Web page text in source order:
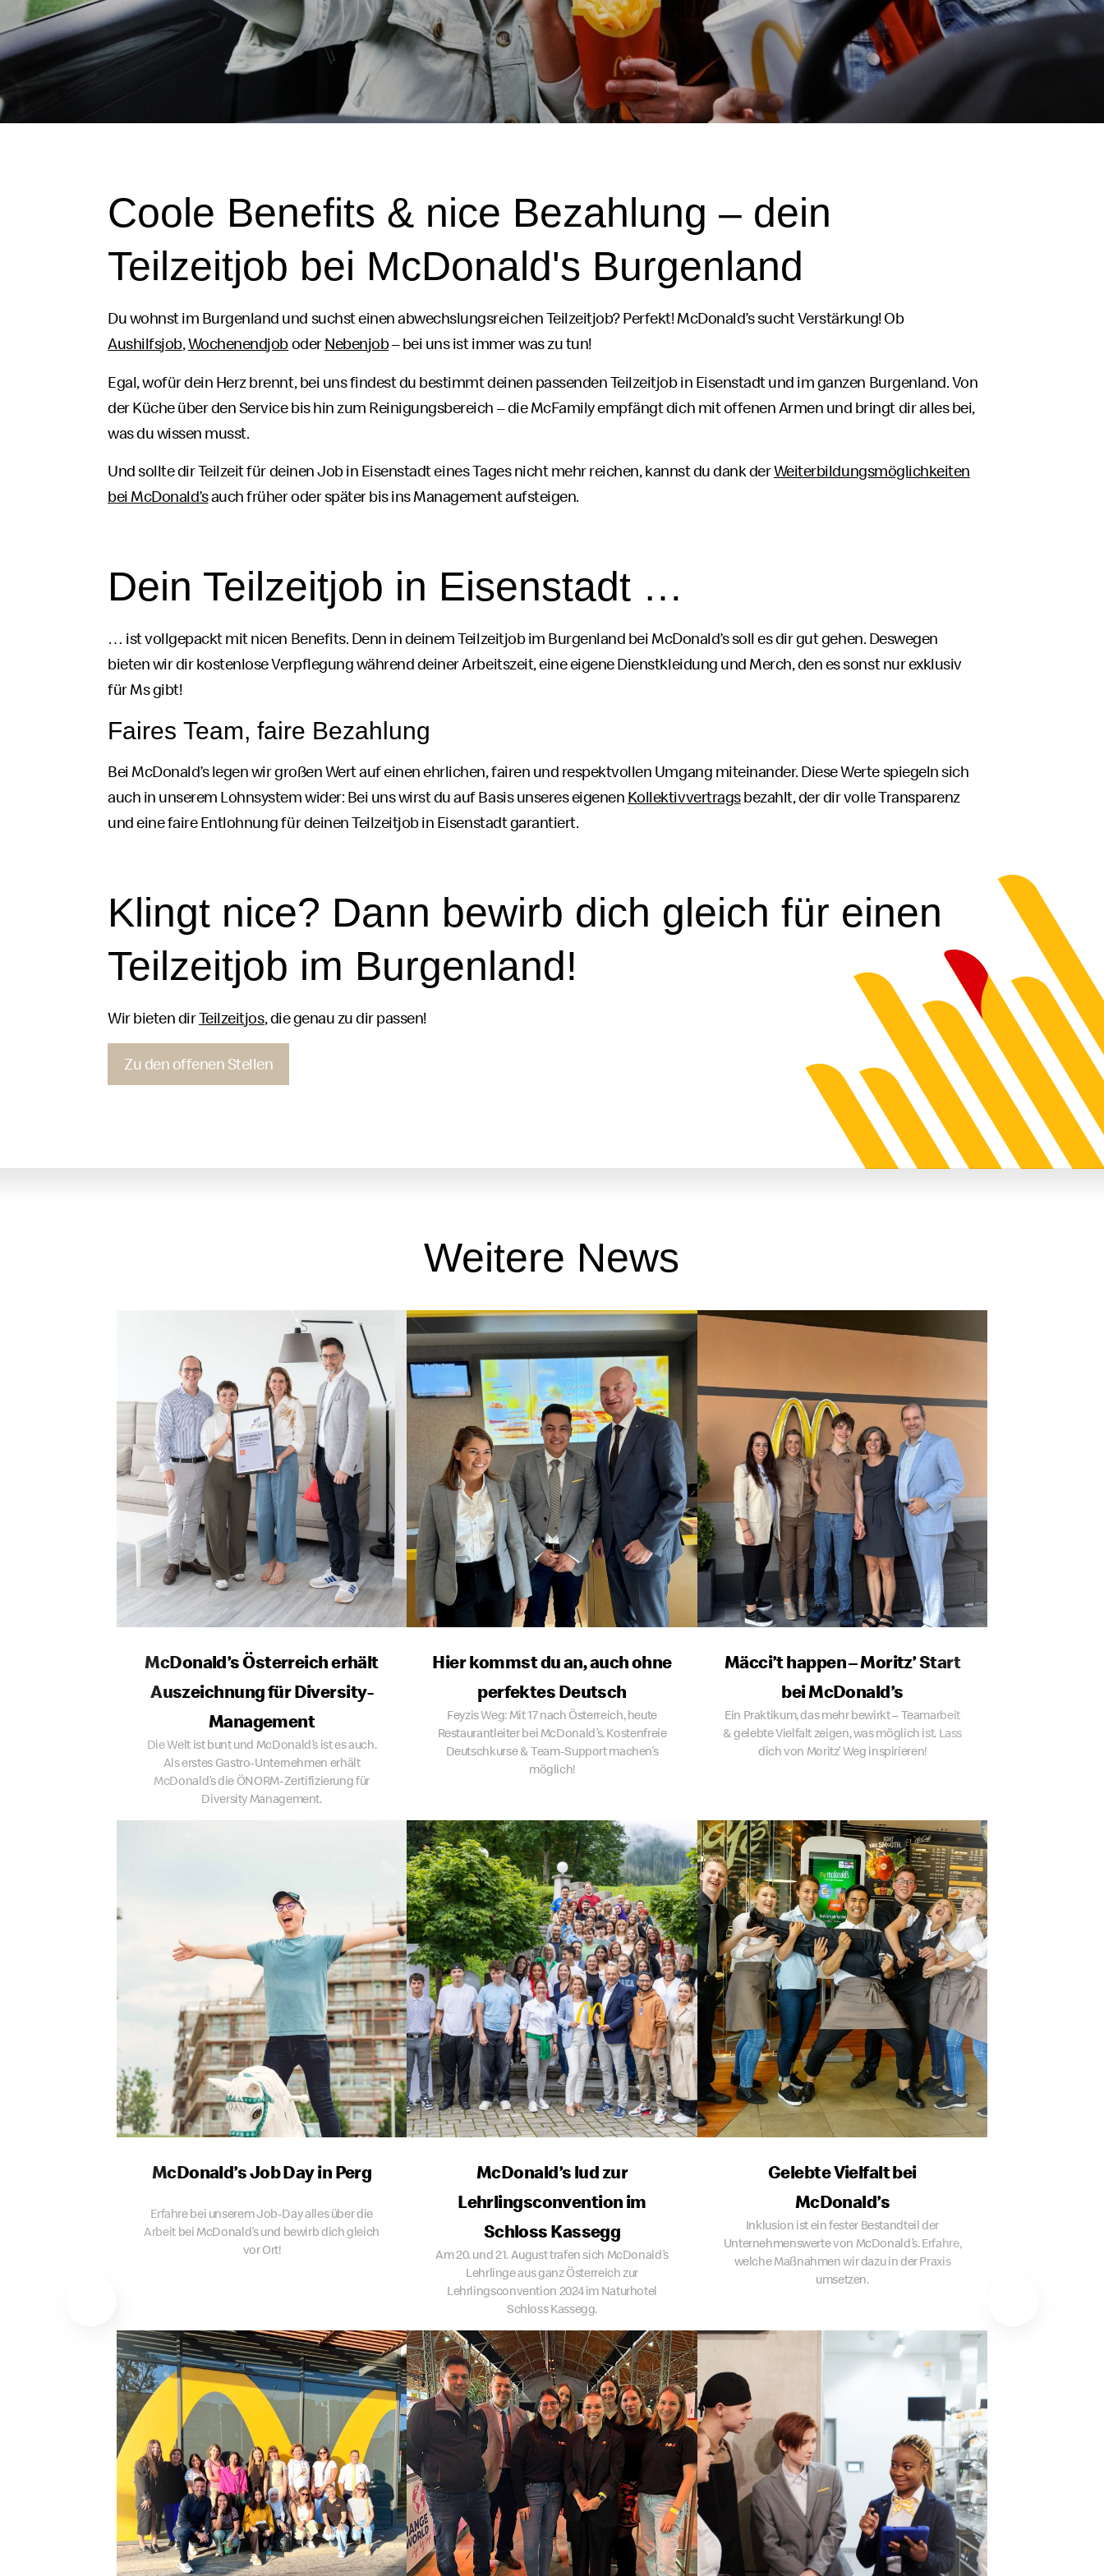
Coole Benefits & nice Bezahlung – dein
Teilzeitjob bei McDonald's Burgenland
Du wohnst im Burgenland und suchst einen abwechslungsreichen Teilzeitjob? Perfekt!McDonald’ssucht Verstärkung! Ob
Aushilfsjob,WochenendjoboderNebenjob– bei uns ist immer was zu tun!
Egal, wofür dein Herz brennt, bei uns findest du bestimmt deinen passenden Teilzeitjobin Eisenstadt und im ganzen Burgenland. Von
der Küche über denServicebis hin zum Reinigungsbereich – dieMcFamilyMac
empfängt dich mit offenen Armen und bringt dir alles bei,
was du wissen musst.
Und sollte dir Teilzeit für deinenJobin Eisenstadt eines Tages nicht mehr reichen, kannst du dank derWeiterbildungsmöglichkeiten
bei McDonald’sauch früher oder später bis insManagementaufsteigen.
Dein Teilzeitjob in Eisenstadt …
… ist vollgepackt mitnicen Benefits. Denn in deinem Teilzeitjobim Burgenland bei McDonald’ssoll es dir gut gehen. Deswegen
bieten wir dir kostenlose Verpflegung während deiner Arbeitszeit, eine eigene Dienstkleidung und Merch, den es sonst nur exklusiv
für Ms gibt!
FairesTeam, faire Bezahlung
Bei McDonald’slegen wir großen Wert auf einen ehrlichen, fairen und respektvollen Umgang miteinander. Diese Werte spiegeln sich
auch in unserem Lohnsystem wider: Bei uns wirst du auf Basis unseres eigenen Kollektivvertragsbezahlt, der dir volle Transparenz
und eine faire Entlohnung für deinen Teilzeitjobin Eisenstadt garantiert.
Klingt nice? Dann bewirb dich gleich für einen
Teilzeitjob im Burgenland!
Wir bieten dirTeilzeitjos, die genau zu dir passen!
Zu den offenen Stellen
Weitere News
McDonald’s Österreich erhält
Auszeichnung für Diversity-
Management
Die Welt ist bunt und McDonald’s ist es auch.
Als erstes Gastro-Unternehmen erhält
McDonald’s die ÖNORM-Zertifizierung für
Diversity Management.
Hier kommst du an, auch ohne
perfektes Deutsch
Feyzis Weg: Mit 17 nach Österreich, heute
Restaurantleiter bei McDonald’s. Kostenfreie
Deutschkurse & Team-Support machen’s
möglich!
Mäcci’t happen – Moritz’ Start
bei McDonald’s
Ein Praktikum, das mehr bewirkt – Teamarbeit
& gelebte Vielfalt zeigen, was möglich ist. Lass
dich von Moritz’ Weg inspirieren!
McDonald’s Job Day in Perg
Erfahre bei unserem Job-Day alles über die
Arbeit bei McDonald’s und bewirb dich gleich
vor Ort!
McDonald’s lud zur
Lehrlingsconvention im
Schloss Kassegg
Am 20. und 21. August trafen sich McDonald’s
Lehrlinge aus ganz Österreich zur
Lehrlingsconvention 2024 im Naturhotel
Schloss Kassegg.
Gelebte Vielfalt bei
McDonald’s
Inklusion ist ein fester Bestandteil der
Unternehmenswerte von McDonald’s. Erfahre,
welche Maßnahmen wir dazu in der Praxis
umsetzen.